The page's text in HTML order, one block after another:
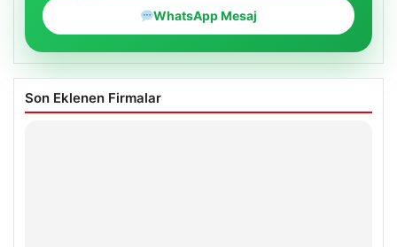
WhatsApp Mesaj
Son Eklenen Firmalar